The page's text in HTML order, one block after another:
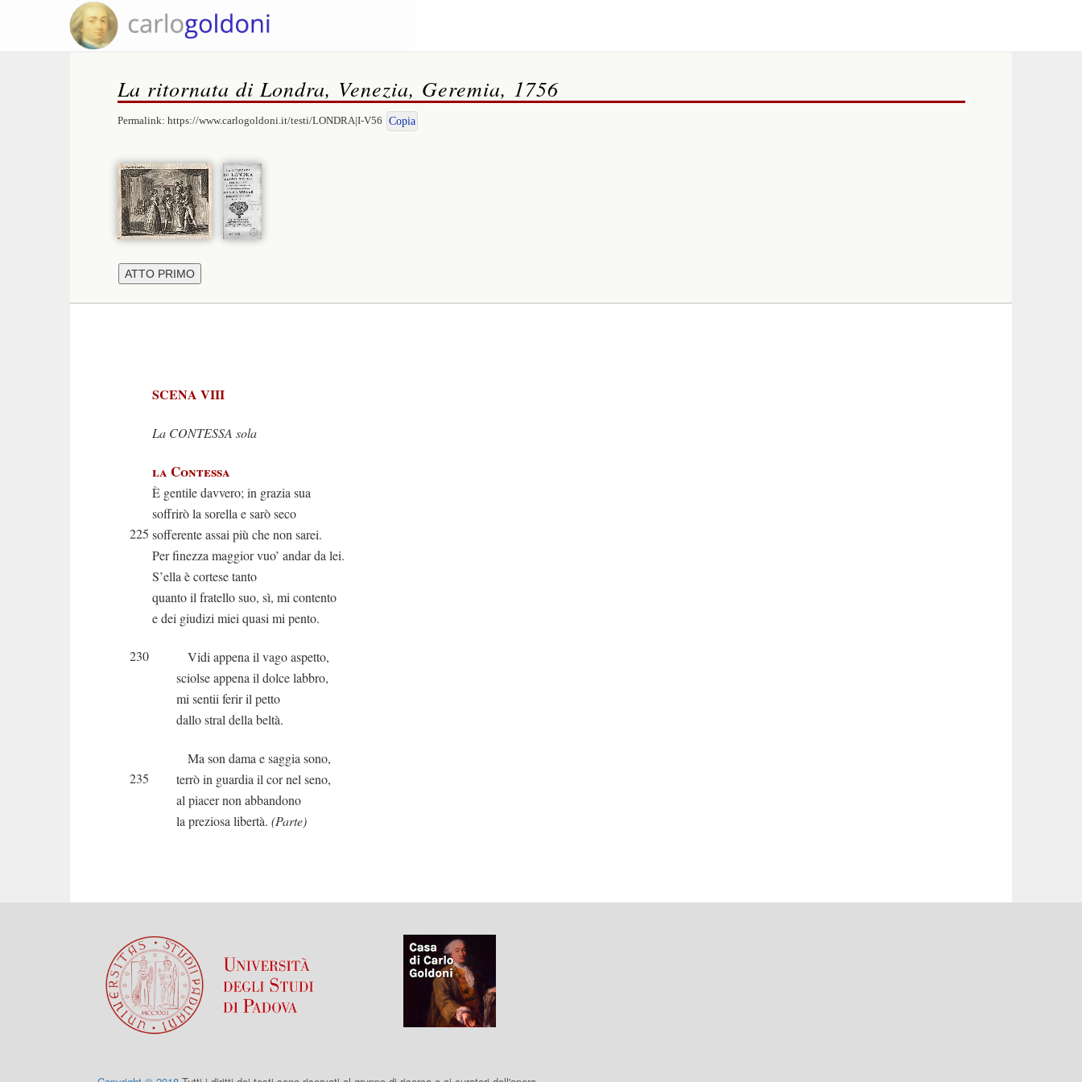
La ritornata di Londra, Venezia, Geremia, 1756
Permalink: https://www.carlogoldoni.it/testi/LONDRA|I-V56 Copia
SCENA VIII
La CONTESSA sola
la Contessa
È gentile davvero; in grazia sua
soffrirò la sorella e sarò seco
225 sofferente assai più che non sarei.
Per finezza maggior vuo’ andar da lei.
S’ella è cortese tanto
quanto il fratello suo, sì, mi contento
e dei giudizi miei quasi mi pento.
230
Vidi appena il vago aspetto,
sciolse appena il dolce labbro,
mi sentii ferir il petto
dallo stral della beltà.
Ma son dama e saggia sono,
235
terrò in guardia il cor nel seno,
al piacer non abbandono
la preziosa libertà. (Parte)